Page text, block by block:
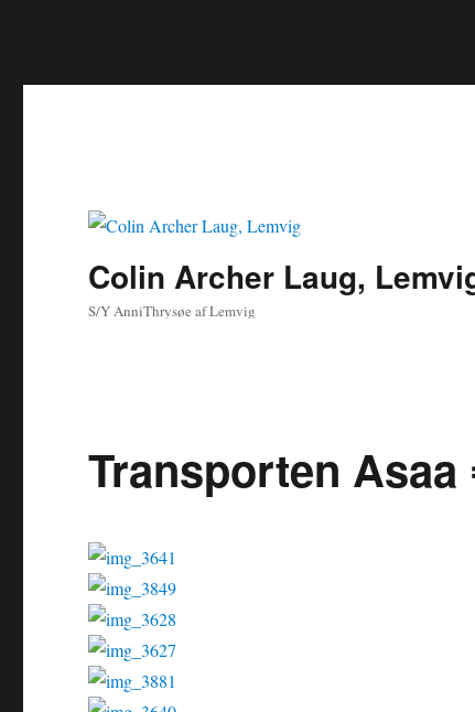
Colin Archer Laug,
S/Y AnniThrysøe af Lemvig
Transporten